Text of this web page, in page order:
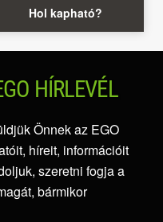
Hol kapható?
HÍRLEVÉL
Önnek az EGO
híreit, információit
szeretni fogja a
bármikor